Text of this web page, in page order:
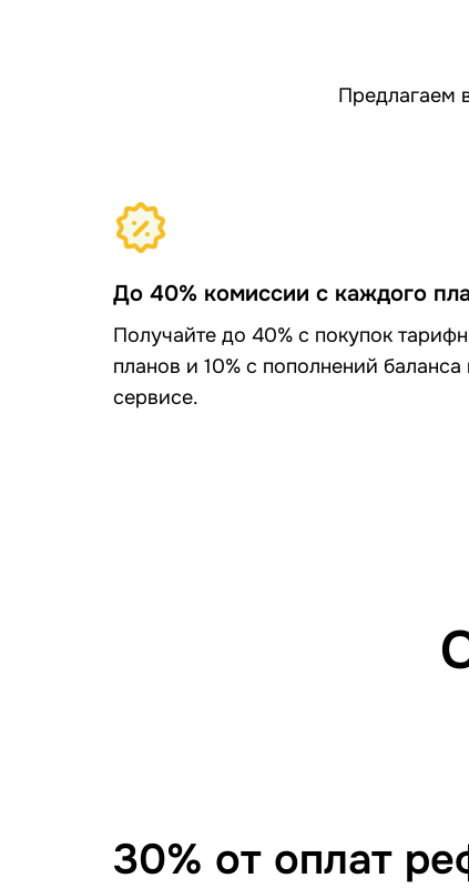
Предлагаем
До 40% комиссии с каждого
Получайте до 40% с покупок
планов и 10% с пополнений баланса
сервисе.
30% от оплат